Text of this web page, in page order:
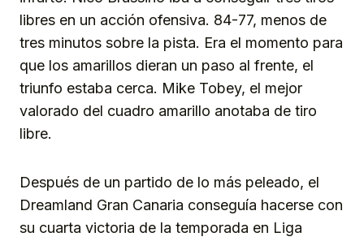
libres en un acción ofensiva. 84-77, menos de
tres minutos sobre la pista. Era el momento para
que los amarillos dieran un paso al frente, el
triunfo estaba cerca. Mike Tobey, el mejor
valorado del cuadro amarillo anotaba de tiro
libre.
Después de un partido de lo más peleado, el
Dreamland Gran Canaria conseguía hacerse con
su cuarta victoria de la temporada en Liga